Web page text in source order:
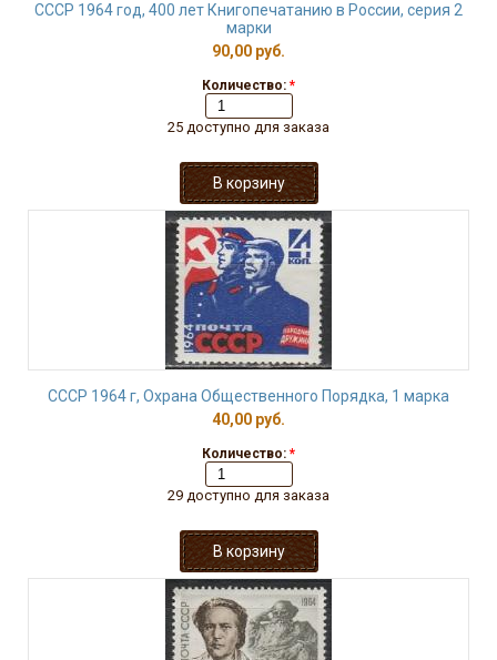
СССР 1964 год, 400 лет Книгопечатанию в России, серия 2
марки
90,00 руб.
Количество: *
25 доступно для заказа
СССР 1964 г, Охрана Общественного Порядка, 1 марка
40,00 руб.
Количество: *
29 доступно для заказа